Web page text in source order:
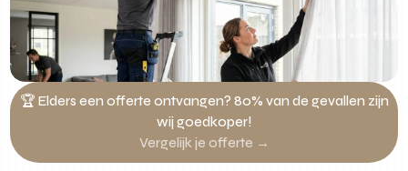
🏆 Elders een offerte ontvangen? 80% van de gevallen zijn
wij goedkoper!
Vergelijk je offerte →